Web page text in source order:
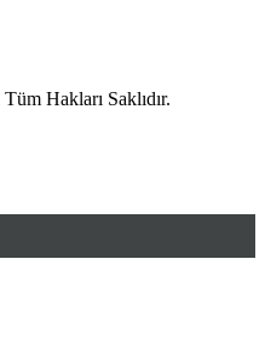
Hakları Saklıdır.